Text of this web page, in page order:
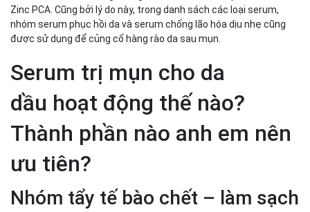
Zinc PCA. Cũng bởi lý do này, trong danh sách các loại serum,
nhóm serum phục hồi da và serum chống lão hóa dịu nhẹ cũng
được sử dụng để củng cố hàng rào da sau mụn.
Serum trị mụn cho da
dầu hoạt động thế nào?
Thành phần nào anh em nên
ưu tiên?
Nhóm tẩy tế bào chết – làm sạch